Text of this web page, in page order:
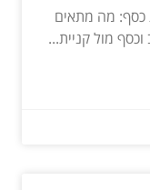
כסף: מה מתאים
מול קניית...